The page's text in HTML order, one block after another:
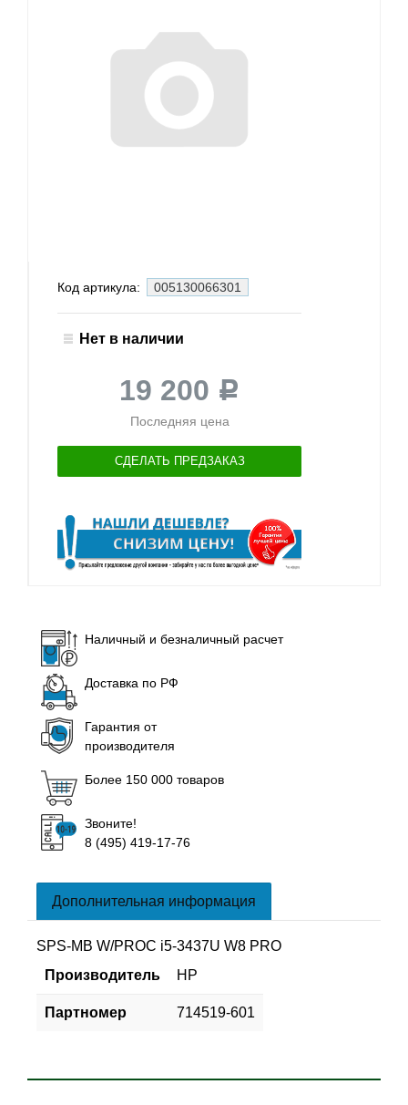
Код артикула: 005130066301
Нет в наличии
19 200 Р
Последняя цена
СДЕЛАТЬ ПРЕДЗАКАЗ
Наличный и безналичный расчет
Доставка по РФ
Гарантия от
производителя
Более 150 000 товаров
Звоните!
8 (495) 419-17-76
Дополнительная информация
SPS-MB W/PROC i5-3437U W8 PRO
Производитель
HP
Партномер 714519-601